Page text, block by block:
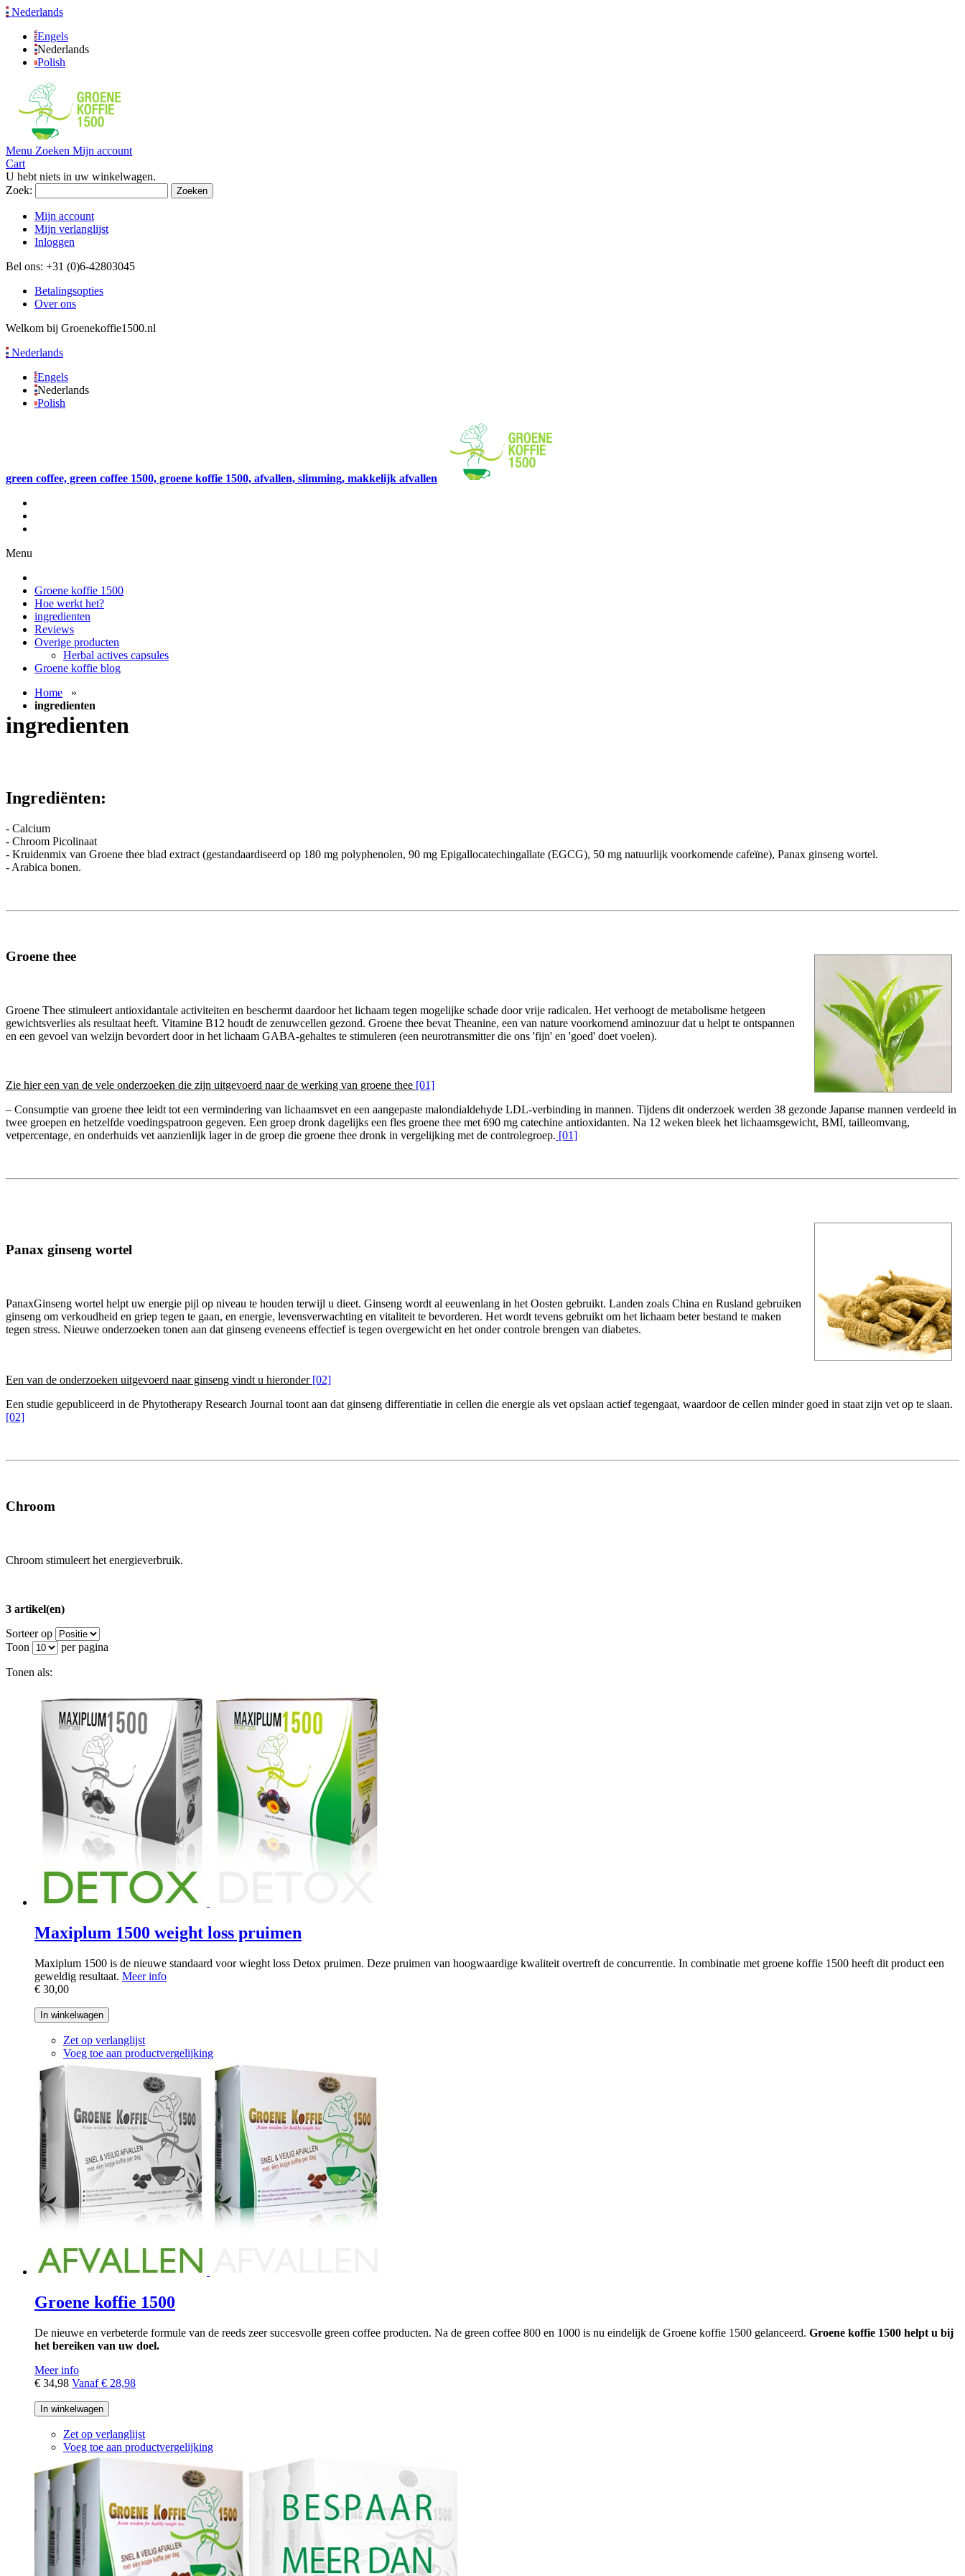
Nederlands
Engels
Nederlands
Polish
Menu Zoeken Mijn account
Cart
U hebt niets in uw winkelwagen.
Zoek:
Zoeken
Mijn account
Mijn verlanglijst
Inloggen
Bel ons: +31 (0)6-42803045
Betalingsopties
Over ons
Welkom bij Groenekoffie1500.nl
Nederlands
Engels
Nederlands
Polish
green coffee, green coffee 1500, groene koffie 1500, afvallen, slimming, makkelijk afvallen
Menu
Groene koffie 1500
Hoe werkt het?
ingredienten
Reviews
Overige producten
Herbal actives capsules
Groene koffie blog
Home »
ingredienten
ingredienten
Ingrediënten:
- Calcium
- Chroom Picolinaat
- Kruidenmix van Groene thee blad extract (gestandaardiseerd op 180 mg polyphenolen, 90 mg Epigallocatechingallate (EGCG), 50 mg natuurlijk voorkomende cafeïne), Panax ginseng wortel.
- Arabica bonen.
Groene thee
Groene Thee stimuleert antioxidantale activiteiten en beschermt daardoor het lichaam tegen mogelijke schade door vrije radicalen. Het verhoogt de metabolisme hetgeen
gewichtsverlies als resultaat heeft. Vitamine B12 houdt de zenuwcellen gezond. Groene thee bevat Theanine, een van nature voorkomend aminozuur dat u helpt te ontspannen
en een gevoel van welzijn bevordert door in het lichaam GABA-gehaltes te stimuleren (een neurotransmitter die ons 'fijn' en 'goed' doet voelen).
Zie hier een van de vele onderzoeken die zijn uitgevoerd naar de werking van groene thee [01]
– Consumptie van groene thee leidt tot een vermindering van lichaamsvet en een aangepaste malondialdehyde LDL-verbinding in mannen. Tijdens dit onderzoek werden 38 gezonde Japanse mannen verdeeld in
twee groepen en hetzelfde voedingspatroon gegeven. Een groep dronk dagelijks een fles groene thee met 690 mg catechine antioxidanten. Na 12 weken bleek het lichaamsgewicht, BMI, tailleomvang,
vetpercentage, en onderhuids vet aanzienlijk lager in de groep die groene thee dronk in vergelijking met de controlegroep. [01]
Panax ginseng wortel
PanaxGinseng wortel helpt uw energie pijl op niveau te houden terwijl u dieet. Ginseng wordt al eeuwenlang in het Oosten gebruikt. Landen zoals China en Rusland gebruiken
ginseng om verkoudheid en griep tegen te gaan, en energie, levensverwachting en vitaliteit te bevorderen. Het wordt tevens gebruikt om het lichaam beter bestand te maken
tegen stress. Nieuwe onderzoeken tonen aan dat ginseng eveneens effectief is tegen overgewicht en het onder controle brengen van diabetes.
Een van de onderzoeken uitgevoerd naar ginseng vindt u hieronder [02]
Een studie gepubliceerd in de Phytotherapy Research Journal toont aan dat ginseng differentiatie in cellen die energie als vet opslaan actief tegengaat, waardoor de cellen minder goed in staat zijn vet op te slaan.
[02]
Chroom
Chroom stimuleert het energieverbruik.
3 artikel(en)
Sorteer op
Toon
per pagina
Tonen als:
Maxiplum 1500 weight loss pruimen
Maxiplum 1500 is de nieuwe standaard voor wieght loss Detox pruimen. Deze pruimen van hoogwaardige kwaliteit overtreft de concurrentie. In combinatie met groene koffie 1500 heeft dit product een
geweldig resultaat. Meer info
€ 30,00
In winkelwagen
Zet op verlanglijst
Voeg toe aan productvergelijking
Groene koffie 1500
De nieuwe en verbeterde formule van de reeds zeer succesvolle green coffee producten. Na de green coffee 800 en 1000 is nu eindelijk de Groene koffie 1500 gelanceerd. Groene koffie 1500 helpt u bij
het bereiken van uw doel.
Meer info
€ 34,98 Vanaf € 28,98
In winkelwagen
Zet op verlanglijst
Voeg toe aan productvergelijking